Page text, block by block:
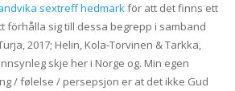
sextreff hedmarkför att det finns ett
förhålla sig till dessa begrepp i samband
2017; Helin, Kola-Torvinen & Tarkka,
skje her i Norge og. Min egen
/ følelse / persepsjon er at det ikke Gud